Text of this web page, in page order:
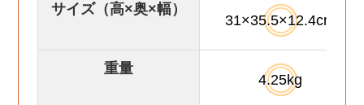
サイズ（高×奥×幅）
31×35.5×12.4cm
重量
4.25kg